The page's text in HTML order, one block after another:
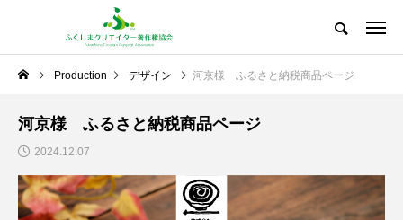
Production デザイン 河京様 ふるさと納税商品ページ
河京様 ふるさと納税商品ページ
2024.12.07